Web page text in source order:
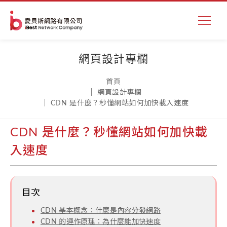
網頁設計專欄
首頁
網頁設計專欄
CDN 是什麼？秒懂網站如何加快載入速度
CDN 是什麼？秒懂網站如何加快載
入速度
目次
CDN 基本概念：什麼是內容分發網路
CDN 的運作原理：為什麼能加快速度